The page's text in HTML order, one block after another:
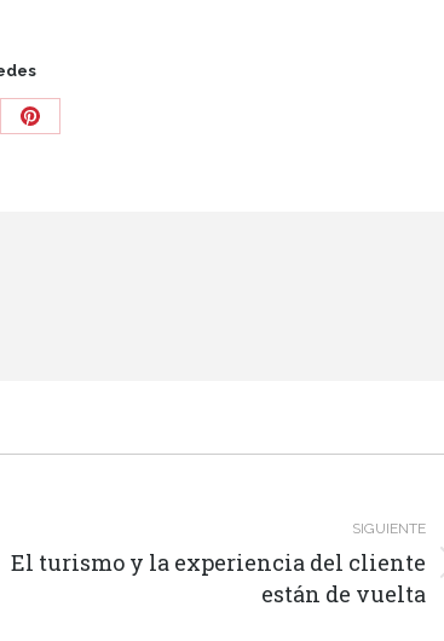
Share
SIGUIENTE
El turismo y la experiencia del cliente
están de vuelta